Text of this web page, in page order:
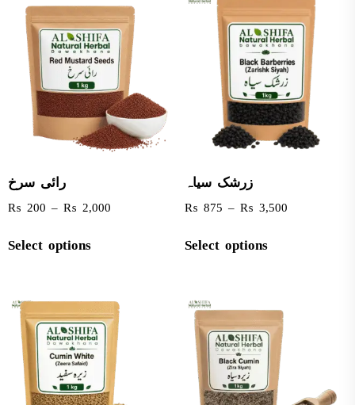
رائی سرخ
₨ 200 – ₨ 2,000
Select options
زرشک سیاہ
₨ 875 – ₨ 3,500
Select options